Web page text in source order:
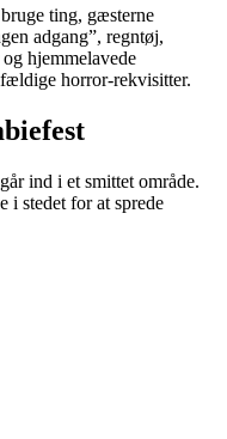
ting, gæsterne
adgang”, regntøj,
hjemmelavede
horror-rekvisitter.
ind i et smittet område.
i stedet for at sprede